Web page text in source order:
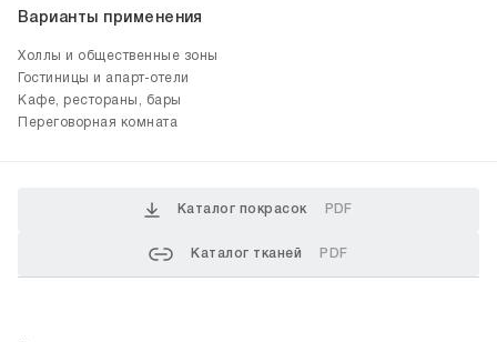
Варианты применения
Холлы и общественные зоны
Гостиницы и апарт-отели
Кафе, рестораны, бары
Переговорная комната
Каталог покрасок PDF
Каталог тканей PDF